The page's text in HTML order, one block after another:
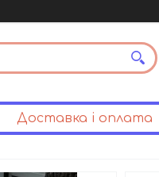
Доставка і оплата